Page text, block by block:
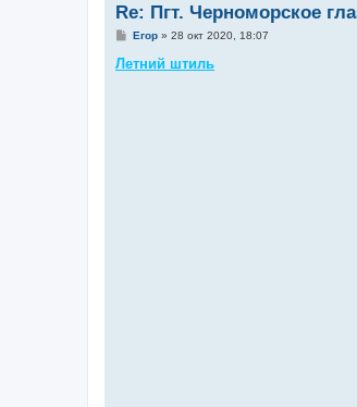
Re: Пгт. Черноморское
С
о
б
Егор» 28 окт 2020, 18:07
Летний штиль